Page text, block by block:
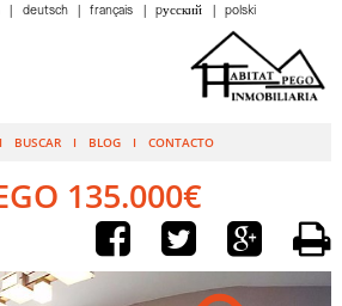
BUSCAR BLOG CONTACTO
deutsch français pусский polski
135.000€